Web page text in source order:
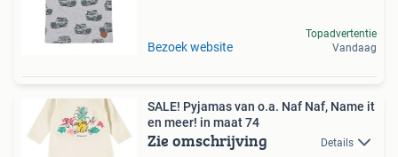
Bezoek website
Topadvertentie
Vandaag
SALE! Pyjamas van o.a. Naf Naf, Name it
en meer! in maat 74
Zie omschrijving Details